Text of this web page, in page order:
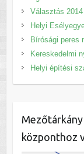
Választás 2014
Helyi
Bírósági peres
Kereskedelmi
Helyi építési
központhoz